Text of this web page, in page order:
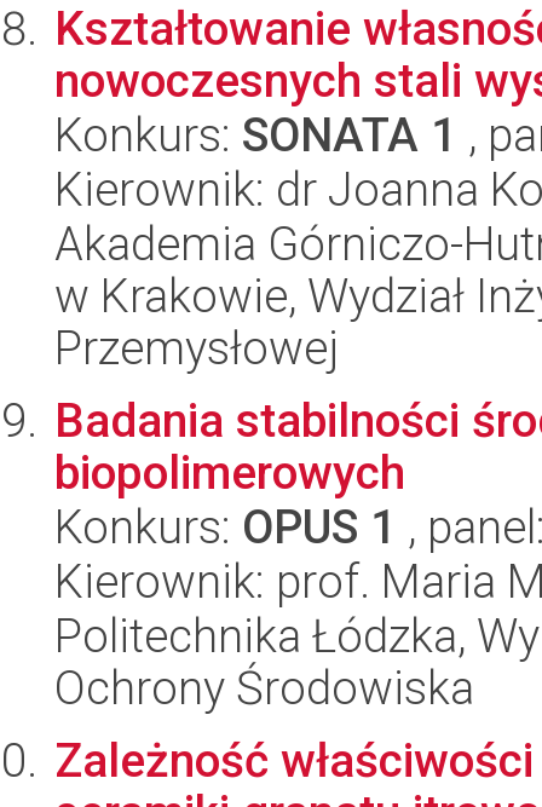
Kształtowanie
nowoczesnych stali
Konkurs: SONATA 1 ,
Kierownik: dr Joanna
Akademia Górniczo-
w Krakowie, Wydział
Przemysłowej
Badania stabilności
biopolimerowych
Konkurs: OPUS 1 ,
Kierownik: prof. Maria
Politechnika Łódzka,
Ochrony Środowiska
Zależność